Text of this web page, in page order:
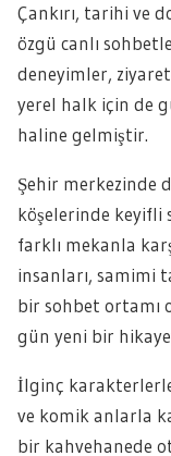
Çankırı, tarihi ve
özgü canlı
deneyimler,
yerel halk için de
haline gelmiştir.
Şehir merkezinde
köşelerinde keyifli
farklı mekanla
insanları, samimi
bir sohbet ortamı
gün yeni bir
İlginç karakterlerle
ve komik anlarla
bir kahvehanede